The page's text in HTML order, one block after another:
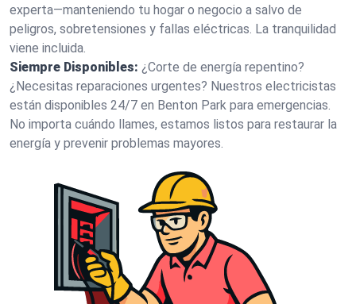
experta—manteniendo tu hogar o negocio a salvo de
peligros, sobretensiones y fallas eléctricas. La tranquilidad
viene incluida.
Siempre Disponibles: ¿Corte de energía repentino?
¿Necesitas reparaciones urgentes? Nuestros electricistas
están disponibles 24/7 en Benton Park para emergencias.
No importa cuándo llames, estamos listos para restaurar la
energía y prevenir problemas mayores.